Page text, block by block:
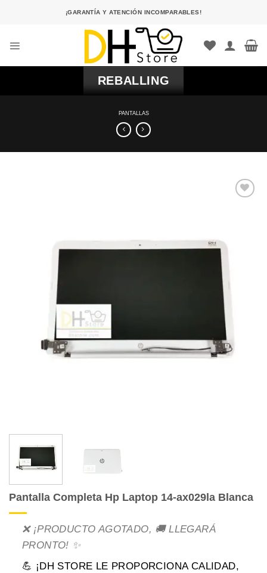
¡GARANTÍA Y ATENCIÓN INCOMPARABLES!
REBALLING
PANTALLAS
Pantalla Completa Hp Laptop 14-ax029la Blanca
❌ ¡PRODUCTO AGOTADO, 🚚 LLEGARÁ
PRONTO! ✨
💪 ¡DH STORE LE PROPORCIONA CALIDAD,